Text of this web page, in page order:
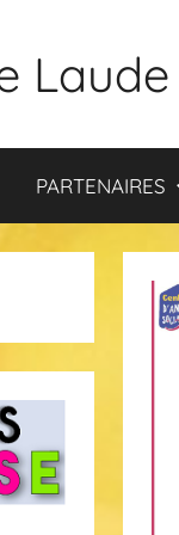
Laude
PARTENAIRES